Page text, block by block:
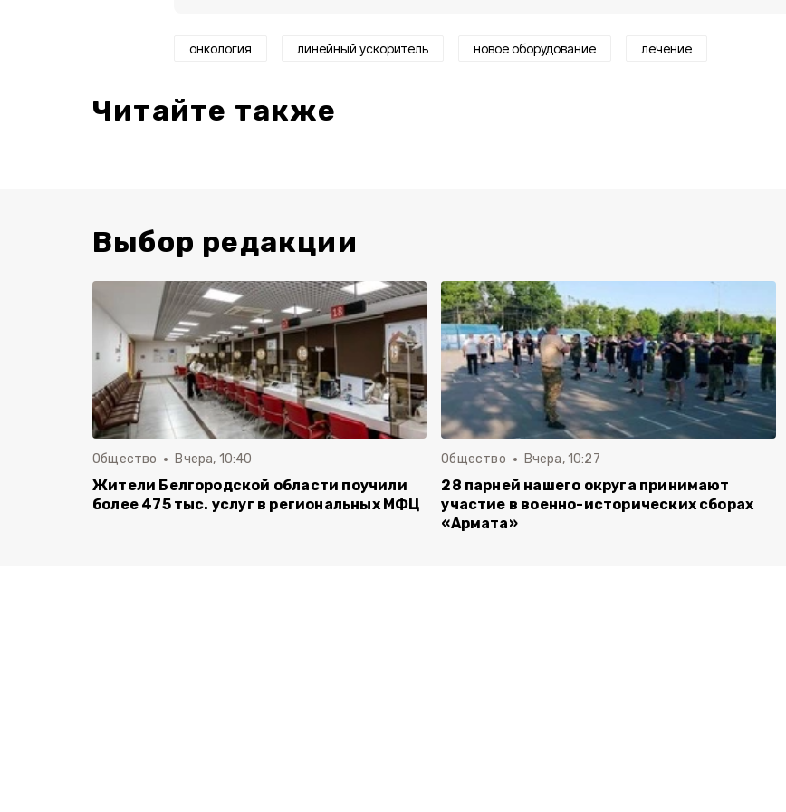
онкология линейный ускоритель новое оборудование лечение
Читайте также
Выбор редакции
Общество Вчера, 10:40
Жители Белгородской области поучили
более 475 тыс. услуг в региональных МФЦ
Общество Вчера, 10:27
28 парней нашего округа принимают
участие в военно-исторических сборах
«Армата»